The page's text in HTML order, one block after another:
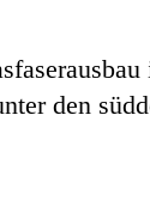
den